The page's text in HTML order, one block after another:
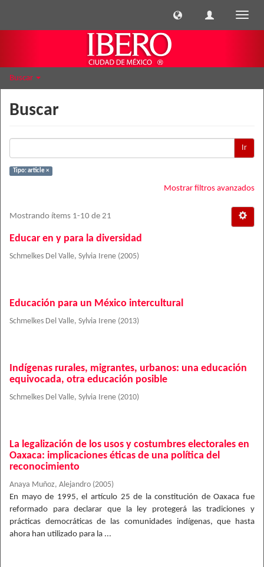
Buscar
Buscar
Ir
Tipo: article ×
Mostrar filtros avanzados
Mostrando ítems 1-10 de 21
Educar en y para la diversidad
Schmelkes Del Valle, Sylvia Irene (2005)
Educación para un México intercultural
Schmelkes Del Valle, Sylvia Irene (2013)
Indígenas rurales, migrantes, urbanos: una educación
equivocada, otra educación posible
Schmelkes Del Valle, Sylvia Irene (2010)
La legalización de los usos y costumbres electorales en
Oaxaca: implicaciones éticas de una política del
reconocimiento
Anaya Muñoz, Alejandro (2005)
En mayo de 1995, el artículo 25 de la constitución de Oaxaca fue
reformado para declarar que la ley protegerá las tradiciones y
prácticas democráticas de las comunidades indígenas, que hasta
ahora han utilizado para la ...